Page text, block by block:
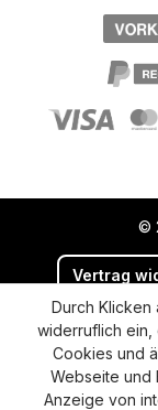
©
Vertrag
Versand
Cookie-
Durch
widerruflich ein,
Cookies und
Webseite und
Anzeige von